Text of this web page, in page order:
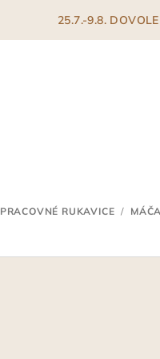
25.7.-9.8.
PRACOVNÉ RUKAVICE /